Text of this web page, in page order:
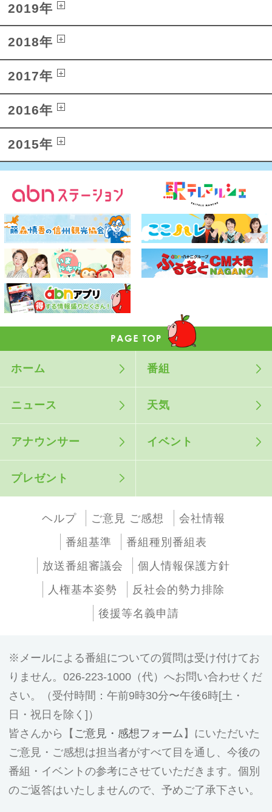
2019年
2018年
2017年
2016年
2015年
ホーム 番組
ニュース 天気
アナウンサー イベント
プレゼント
ヘルプ ご意見 ご感想
会社情報
番組基準
番組種別番組表
放送番組審議会
個人情報保護方針
人権基本姿勢
反社会的勢力排除
後援等名義申請
メールによる番組についての質問は受け付けてお
りません。026-223-1000（代）へお問い合わせくだ
さい。（受付時間：午前9時30分〜午後6時[土・
日・祝日を除く]）
皆さんから【 ご意見・感想フォーム 】にいただいた
ご意見・ご感想は担当者がすべて目を通し、今後の
番組・イベントの参考にさせていただきます。個別
のご返答はいたしませんので、予めご了承下さい。